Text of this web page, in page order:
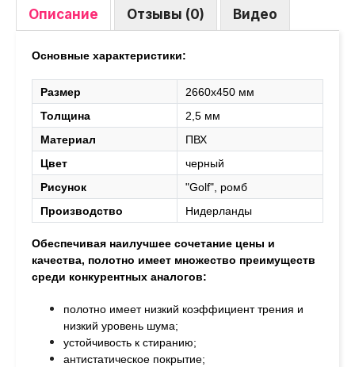
Описание Отзывы (0) Видео
Основные характеристики:
Размер
2660х450 мм
Толщина
2,5 мм
Материал
ПВХ
Цвет
черный
Рисунок
"Golf", ромб
Производство
Нидерланды
Обеспечивая наилучшее сочетание цены и
качества, полотно имеет множество преимуществ
среди конкурентных аналогов:
полотно имеет низкий коэффициент трения и
низкий уровень шума;
устойчивость к стиранию;
антистатическое покрытие;